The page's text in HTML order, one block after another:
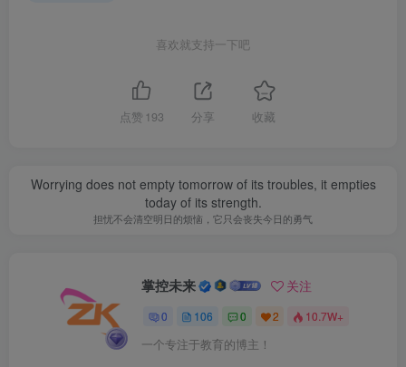
喜欢就支持一下吧
点赞 193 分享 收藏
Worrying does not empty tomorrow of its troubles, it empties
today of its strength.
担忧不会清空明日的烦恼，它只会丧失今日的勇气
掌控未来 关注
0 106 0 2 10.7W+
一个专注于教育的博主！